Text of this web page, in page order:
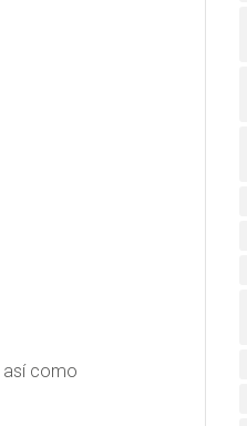
así como